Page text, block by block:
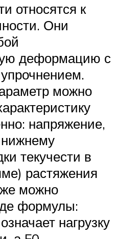
относятся к
Они
деформацию с
можно
напряжение,
нижнему
текучести в
растяжения
можно
формулы:
нагрузку